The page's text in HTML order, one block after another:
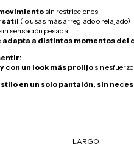
sin restricciones
(lo usás más arreglado o relajado)
sensación pesada
adapta a distintos momentos del
con un look más prolijosin
en un solo pantalón, sin
LARGO